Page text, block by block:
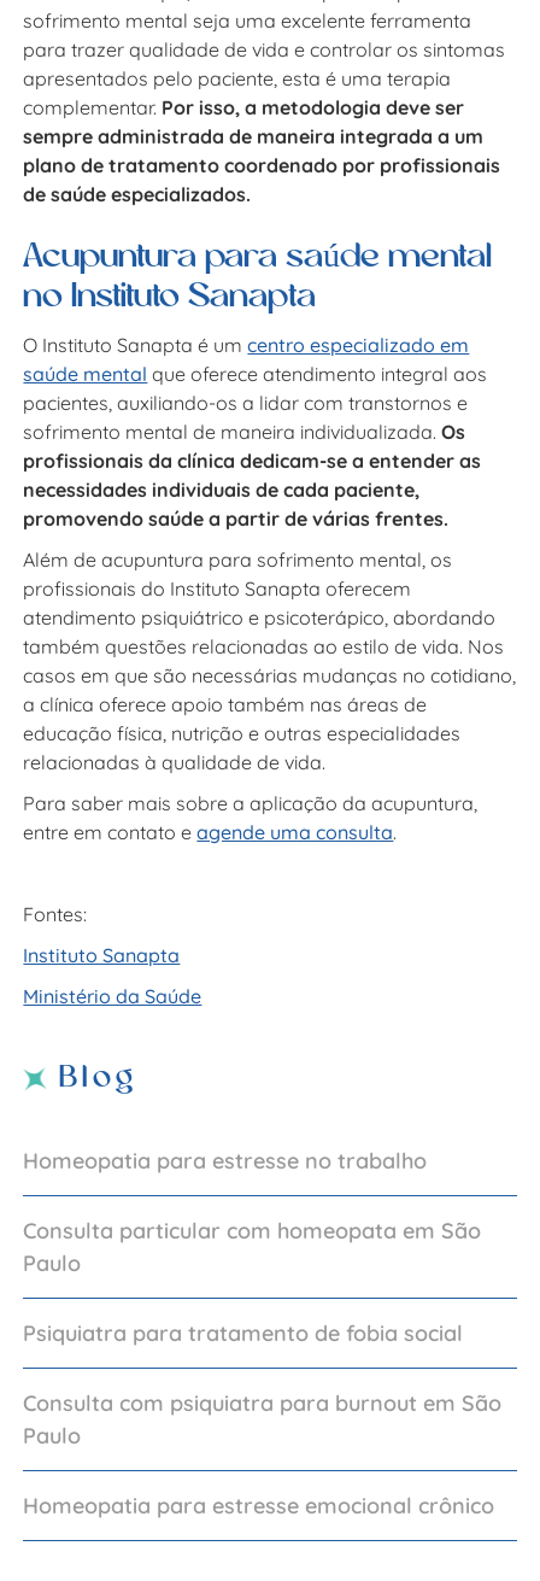
sofrimento mental seja uma excelente ferramenta
para trazer qualidade de vida e controlar os sintomas
apresentados pelo paciente, esta é uma terapia
complementar. Por isso, a metodologia deve ser
sempre administrada de maneira integrada a um
plano de tratamento coordenado por profissionais
de saúde especializados.
Acupuntura para saúde mental
no Instituto Sanapta
O Instituto Sanapta é umcentro especializado em
saúde mental que oferece atendimento integral aos
pacientes, auxiliando-os a lidar com transtornos e
sofrimento mental de maneira individualizada. Os
profissionais da clínica dedicam-se a entender as
necessidades individuais de cada paciente,
promovendo saúde a partir de várias frentes.
Além de acupuntura para sofrimento mental, os
profissionais do Instituto Sanapta oferecem
atendimento psiquiátrico e psicoterápico, abordando
também questões relacionadas ao estilo de vida. Nos
casos em que são necessárias mudanças no cotidiano,
a clínica oferece apoio também nas áreas de
educação física, nutrição e outras especialidades
relacionadas à qualidade de vida.
Para saber mais sobre a aplicação da acupuntura,
entre em contato eagende uma consulta.
Fontes:
Instituto Sanapta
Ministério da Saúde
Blog
Homeopatia para estresse no trabalho
Consulta particular com homeopata em São
Paulo
Psiquiatra para tratamento de fobia social
Consulta com psiquiatra para burnout em São
Paulo
Homeopatia para estresse emocional crônico